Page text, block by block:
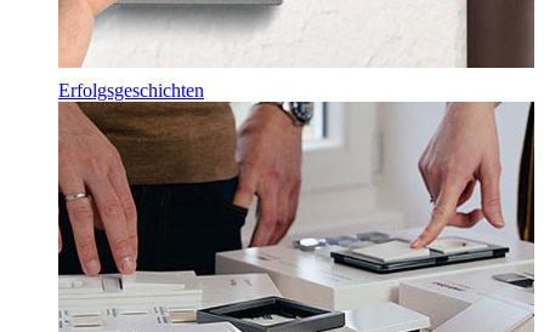
Erfolgsgeschichten